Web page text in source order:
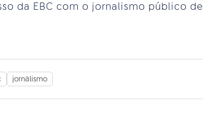
da EBC com o jornalismo público de
jornalismo